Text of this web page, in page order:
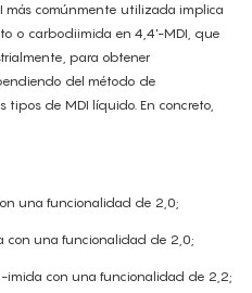
más comúnmente utilizada implica
o carbodiimida en 4,4'-MDI, que
para obtener
del método de
tipos de MDI líquido. En concreto,
una funcionalidad de 2,0;
con una funcionalidad de 2,0;
imida con una funcionalidad de 2,2;